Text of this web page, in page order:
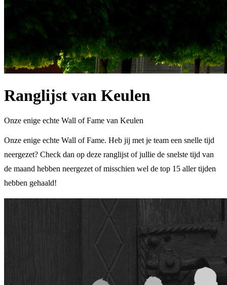
Ranglijst van Keulen
Onze enige echte Wall of Fame van Keulen
Onze enige echte Wall of Fame. Heb jij met je team een snelle tijd
neergezet? Check dan op deze ranglijst of jullie de snelste tijd van
de maand hebben neergezet of misschien wel de top 15 aller tijden
hebben gehaald!